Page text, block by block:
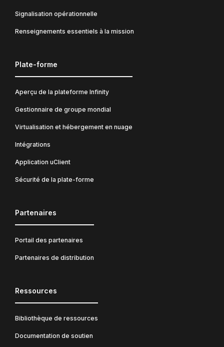
Signalisation opérationnelle
Renseignements essentiels à la mission
Plate-forme
Aperçu de la plateforme Infinity
Gestionnaire de groupe mondial
Virtualisation et hébergement en nuage
Intégrations
Application uClient
Sécurité de la plate-forme
Partenaires
Portail des partenaires
Partenaires de distribution
Ressources
Bibliothèque de ressources
Documentation de soutien